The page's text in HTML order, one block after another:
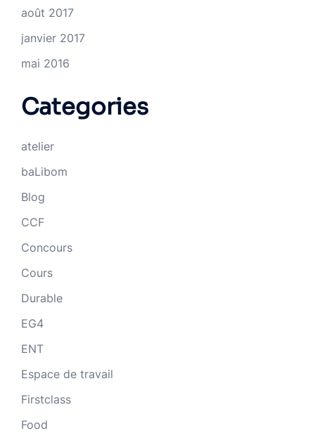
août 2017
janvier 2017
mai 2016
Categories
atelier
baLibom
Blog
CCF
Concours
Cours
Durable
EG4
ENT
Espace de travail
Firstclass
Food